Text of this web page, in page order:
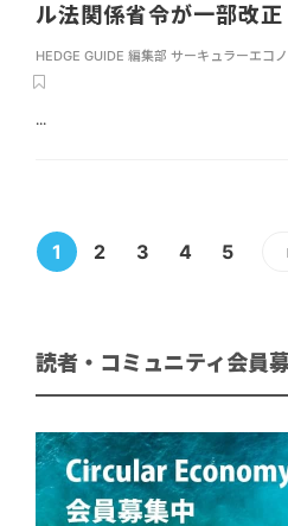
ル法関係省令が一部改正
HEDGE GUIDE 編集部 サーキュラーエコ
...
1 2 3 4 5
読者・コミュニティ会員